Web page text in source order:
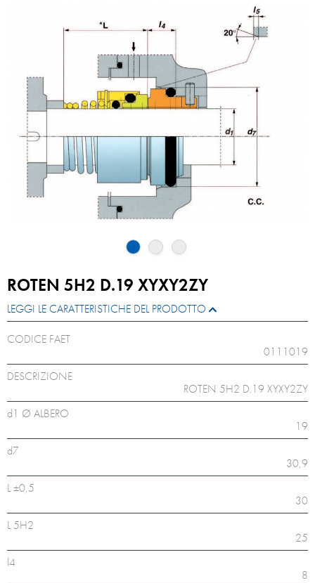
ROTEN 5H2 D.19 XYXY2ZY
LEGGI LE CARATTERISTICHE DEL PRODOTTO
CODICE FAET
0111019
DESCRIZIONE
ROTEN 5H2 D.19 XYXY2ZY
d1 Ø ALBERO
19
d7
30,9
L ±0,5
30
L 5H2
25
l4
8